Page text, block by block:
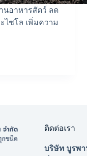
นอาหารสัตว์ ลด
ไซโล เพิ่มความ
ติดต่อเรา
บริษัท บูรพา